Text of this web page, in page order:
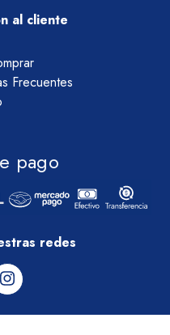
al cliente
Frecuentes
pago
redes